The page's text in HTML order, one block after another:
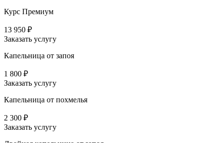
Курс Премиум
13 950 ₽
Заказать услугу
Капельница от запоя
1 800 ₽
Заказать услугу
Капельница от похмелья
2 300 ₽
Заказать услугу